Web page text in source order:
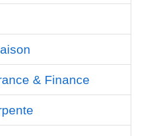
& Finance